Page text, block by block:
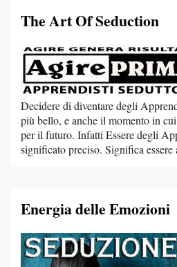
The Art Of Seduction
Decidere di diventare degli
più bello, e anche il momento in
per il futuro. Infatti Essere degli
significato preciso. Significa
Energia delle Emozioni